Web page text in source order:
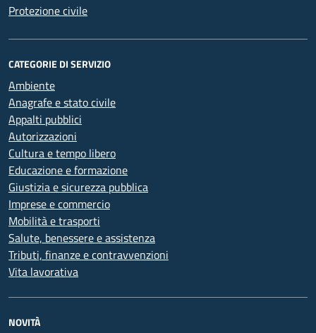
Protezione civile
CATEGORIE DI SERVIZIO
Ambiente
Anagrafe e stato civile
Appalti pubblici
Autorizzazioni
Cultura e tempo libero
Educazione e formazione
Giustizia e sicurezza pubblica
Imprese e commercio
Mobilità e trasporti
Salute, benessere e assistenza
Tributi, finanze e contravvenzioni
Vita lavorativa
NOVITÀ